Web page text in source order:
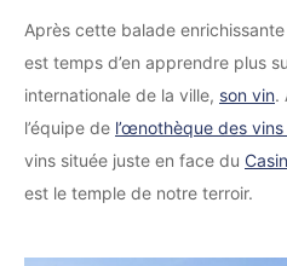
Après cette balade
est temps d’en apprendre plus
internationale de la ville, son vin.
l’équipe de l’œnothèque des
vins située juste en face du
est le temple de notre terroir.